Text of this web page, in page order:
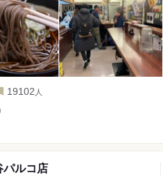
19102 人
パルコ店